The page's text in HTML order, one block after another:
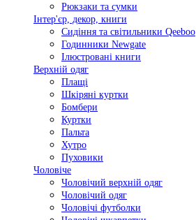
Рюкзаки та сумки
Інтер'єр, декор, книги
Сидіння та світильники Qeeboo
Годинники Newgate
Ілюстровані книги
Верхній одяг
Плащі
Шкіряні куртки
Бомбери
Куртки
Пальта
Хутро
Пуховики
Чоловіче
Чоловічий верхній одяг
Чоловічий одяг
Чоловічі футболки